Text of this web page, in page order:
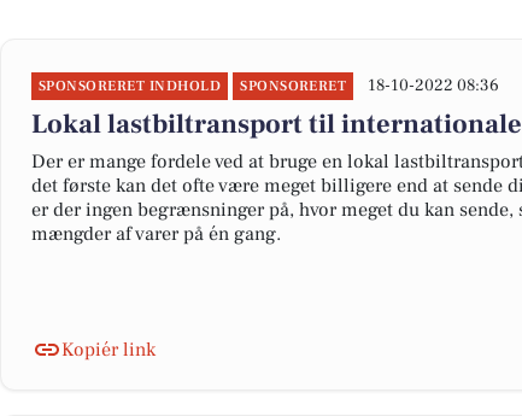
SPONSORERET INDHOLD SPONSORERET 18-10-2022 08:36
Lokal lastbiltransport til
Der er mange fordele ved at bruge en lokal
det første kan det ofte være meget billigere end at sende
er der ingen begrænsninger på, hvor meget du kan sende,
mængder af varer på én gang.
Kopiér link